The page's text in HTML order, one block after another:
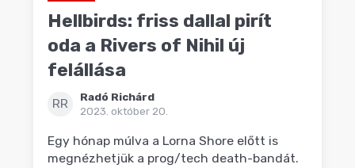
Hellbirds: friss dallal pirít
oda a Rivers of Nihil új
felállása
RR
Radó Richárd
2023. október 20.
Egy hónap múlva a Lorna Shore előtt is
megnézhetjük a prog/tech death-bandát.